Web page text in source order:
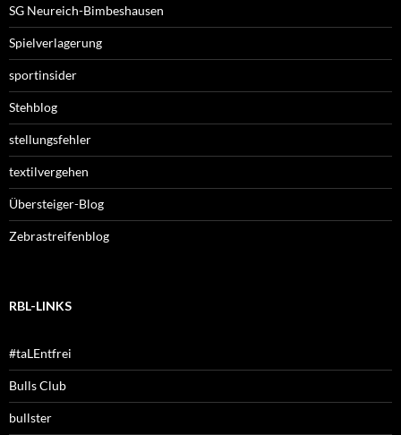
SG Neureich-Bimbeshausen
Spielverlagerung
sportinsider
Stehblog
stellungsfehler
textilvergehen
Übersteiger-Blog
Zebrastreifenblog
RBL-LINKS
#taLEntfrei
Bulls Club
bullster